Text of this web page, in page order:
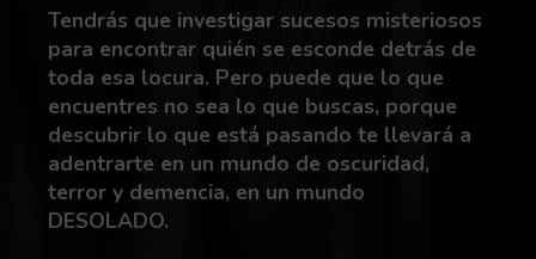
Tendrás que investigar sucesos misteriosos
para encontrar quién se esconde detrás de
toda esa locura. Pero puede que lo que
encuentres no sea lo que buscas, porque
descubrir lo que está pasando te llevará a
adentrarte en un mundo de oscuridad,
terror y demencia, en un mundo
DESOLADO.